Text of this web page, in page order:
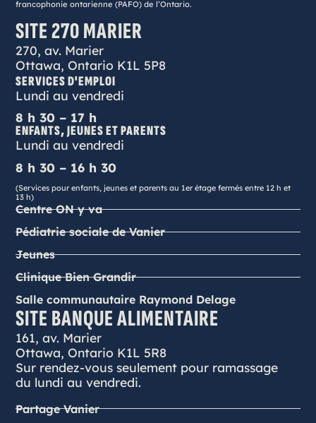
francophonie ontarienne (PAFO) de l’Ontario.
SITE 270 MARIER
270, av. Marier
Ottawa, Ontario K1L 5P8
SERVICES D'EMPLOI
Lundi au vendredi
8 h 30 – 17 h
ENFANTS, JEUNES ET PARENTS
Lundi au vendredi
8 h 30 – 16 h 30
(Services pour enfants, jeunes et parents au 1er étage fermés entre 12 h et
13 h)
Centre ON y va
Pédiatrie sociale de Vanier
Jeunes
Clinique Bien Grandir
Salle communautaire Raymond Delage
SITE BANQUE ALIMENTAIRE
161, av. Marier
Ottawa, Ontario K1L 5R8
Sur rendez-vous seulement pour ramassage
du lundi au vendredi.
Partage Vanier